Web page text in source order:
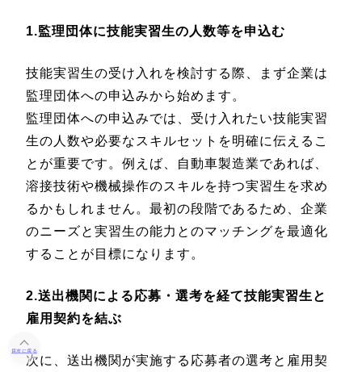
1.監理団体に技能実習生の人数等を申込む
技能実習生の受け入れを検討する際、まず企業は
監理団体への申込みから始めます。
監理団体への申込みでは、受け入れたい技能実習
生の人数や必要なスキルセットを明確に伝えるこ
とが重要です。例えば、自動車製造業であれば、
溶接技術や機械操作のスキルを持つ実習生を求め
るかもしれません。最初の段階であるため、企業
のニーズと実習生の能力とのマッチングを最適化
することが目標になります。
2.送出機関による応募・選考を経て技能実習生と
雇用契約を結ぶ
次に、送出機関が実施する応募者の選考と雇用契
目次に戻る